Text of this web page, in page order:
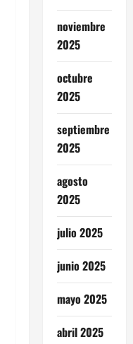
noviembre
2025
octubre
2025
septiembre
2025
agosto
2025
julio 2025
junio 2025
mayo 2025
abril 2025